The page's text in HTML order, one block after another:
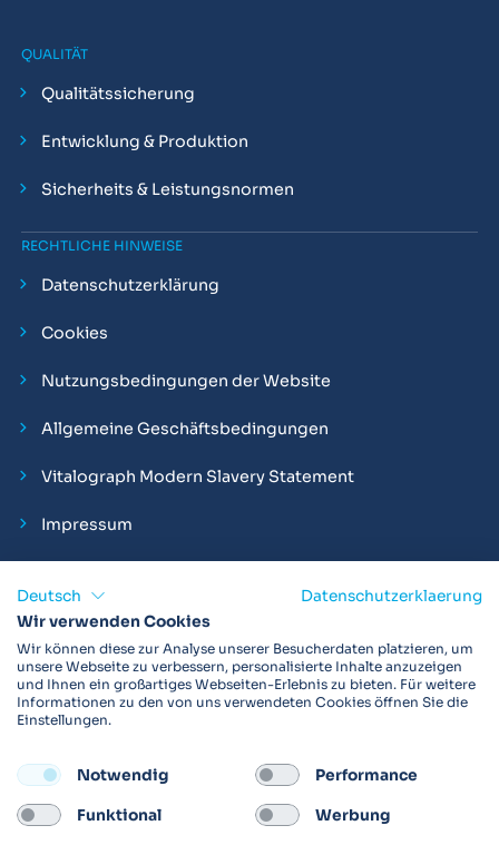
QUALITÄT
Qualitätssicherung
Entwicklung & Produktion
Sicherheits & Leistungsnormen
RECHTLICHE HINWEISE
Datenschutzerklärung
Cookies
Nutzungsbedingungen der Website
Allgemeine Geschäftsbedingungen
Vitalograph Modern Slavery Statement
Impressum
Vitalograph ist ein internationaler Hersteller von Spirometern,
EKGs und Bakterien-Viren-Filtern zur sicheren
Lungenfunktionsdiagnostik. Darüber hinaus sind wir weltweit
als Technologie- und Service-Provider für klinische
FOLLOW
Deutsch
Datenschutzerklaerung
Wir verwenden Cookies
Wir können diese zur Analyse unserer Besucherdaten platzieren, um
unsere Webseite zu verbessern, personalisierte Inhalte anzuzeigen
und Ihnen ein großartiges Webseiten-Erlebnis zu bieten. Für weitere
Informationen zu den von uns verwendeten Cookies öffnen Sie die
Einstellungen.
Notwendig Performance
Funktional Werbung